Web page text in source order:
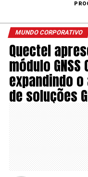
MUNDO CORPORATIVO
Quectel
módulo
expandindo
de soluções